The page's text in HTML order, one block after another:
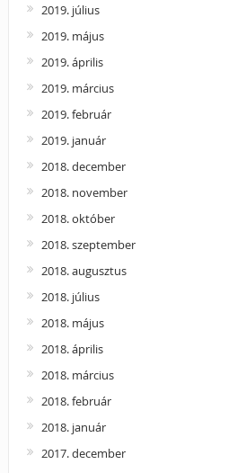
2019. július
2019. május
2019. április
2019. március
2019. február
2019. január
2018. december
2018. november
2018. október
2018. szeptember
2018. augusztus
2018. július
2018. május
2018. április
2018. március
2018. február
2018. január
2017. december